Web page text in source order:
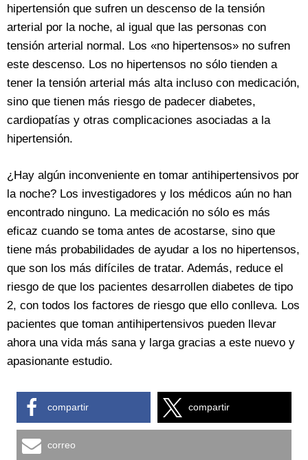
hipertensión que sufren un descenso de la tensión
arterial por la noche, al igual que las personas con
tensión arterial normal. Los «no hipertensos» no sufren
este descenso. Los no hipertensos no sólo tienden a
tener la tensión arterial más alta incluso con medicación,
sino que tienen más riesgo de padecer diabetes,
cardiopatías y otras complicaciones asociadas a la
hipertensión.
¿Hay algún inconveniente en tomar antihipertensivos por
la noche? Los investigadores y los médicos aún no han
encontrado ninguno. La medicación no sólo es más
eficaz cuando se toma antes de acostarse, sino que
tiene más probabilidades de ayudar a los no hipertensos,
que son los más difíciles de tratar. Además, reduce el
riesgo de que los pacientes desarrollen diabetes de tipo
2, con todos los factores de riesgo que ello conlleva. Los
pacientes que toman antihipertensivos pueden llevar
ahora una vida más sana y larga gracias a este nuevo y
apasionante estudio.
compartir compartir
correo